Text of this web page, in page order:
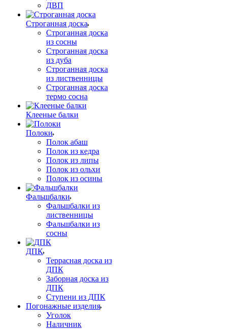
ДВП
Строганная доска
Строганная доска
из сосны
Строганная доска
из дуба
Строганная доска
из лиственницы
Строганная доска
термо сосна
Клееные балки
Полоки
Полок абаш
Полок из кедра
Полок из липы
Полок из ольхи
Полок из осины
Фальшбалки
Фальшбалки из
лиственницы
Фальшбалки из
сосны
ДПК
Террасная доска из
ДПК
Заборная доска из
ДПК
Ступени из ДПК
Погонажные изделия
Уголок
Наличник